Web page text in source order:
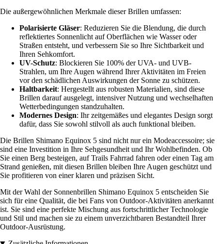
Die außergewöhnlichen Merkmale dieser Brillen umfassen:
Polarisierte Gläser: Reduzieren Sie die Blendung, die durch
reflektiertes Sonnenlicht auf Oberflächen wie Wasser oder
Straßen entsteht, und verbessern Sie so Ihre Sichtbarkeit und
Ihren Sehkomfort.
UV-Schutz: Blockieren Sie 100% der UVA- und UVB-
Strahlen, um Ihre Augen während Ihrer Aktivitäten im Freien
vor den schädlichen Auswirkungen der Sonne zu schützen.
Haltbarkeit: Hergestellt aus robusten Materialien, sind diese
Brillen darauf ausgelegt, intensiver Nutzung und wechselhaften
Wetterbedingungen standzuhalten.
Modernes Design: Ihr zeitgemäßes und elegantes Design sorgt
dafür, dass Sie sowohl stilvoll als auch funktional bleiben.
Die Brillen Shimano Equinox 5 sind nicht nur ein Modeaccessoire; sie
sind eine Investition in Ihre Sehgesundheit und Ihr Wohlbefinden. Ob
Sie einen Berg besteigen, auf Trails Fahrrad fahren oder einen Tag am
Strand genießen, mit diesen Brillen bleiben Ihre Augen geschützt und
Sie profitieren von einer klaren und präzisen Sicht.
Mit der Wahl der Sonnenbrillen Shimano Equinox 5 entscheiden Sie
sich für eine Qualität, die bei Fans von Outdoor-Aktivitäten anerkannt
ist. Sie sind eine perfekte Mischung aus fortschrittlicher Technologie
und Stil und machen sie zu einem unverzichtbaren Bestandteil Ihrer
Outdoor-Ausrüstung.